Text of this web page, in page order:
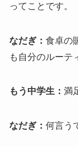
ってことです。
なだぎ： 食卓の
も自分のルーテ
もう中学生： 満
なだぎ： 何言う